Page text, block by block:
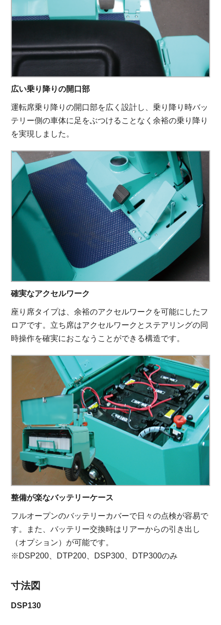
広い乗り降りの開口部
運転席乗り降りの開口部を広く設計し、乗り降り時バッ
テリー側の車体に足をぶつけることなく余裕の乗り降り
を実現しました。
確実なアクセルワーク
座り席タイプは、余裕のアクセルワークを可能にしたフ
ロアです。立ち席はアクセルワークとステアリングの同
時操作を確実におこなうことができる構造です。
整備が楽なバッテリーケース
フルオープンのバッテリーカバーで日々の点検が容易で
す。また、バッテリー交換時はリアーからの引き出し
（オプション）が可能です。
※DSP200、DTP200、DSP300、DTP300のみ
寸法図
DSP130